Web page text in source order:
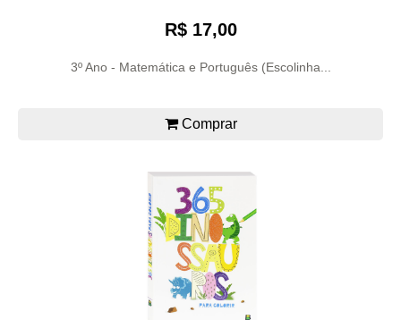
R$ 17,00
3º Ano - Matemática e Português (Escolinha...
Comprar